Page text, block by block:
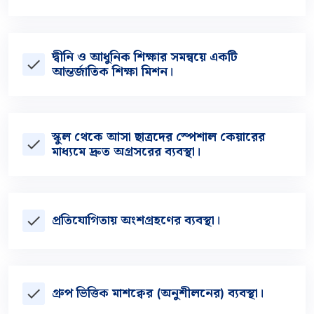
check
দ্বীনি ও আধুনিক শিক্ষার সমন্বয়ে একটি
আন্তর্জাতিক শিক্ষা মিশন।
check
স্কুল থেকে আসা ছাত্রদের স্পেশাল কেয়ারের
মাধ্যমে দ্রুত অগ্রসরের ব্যবস্থা।
check প্রতিযােগিতায় অংশগ্রহণের ব্যবস্থা।
check গ্রুপ ভিত্তিক মাশক্বের (অনুশীলনের) ব্যবস্থা।